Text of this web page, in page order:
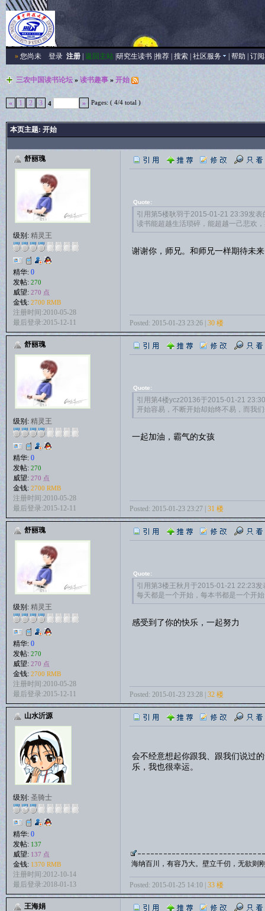
»您尚未 登录 注册| 返回主站| 研究生读书| 推荐| 搜索| 社区服务 帮助 订
三农中国读书论坛» 读书趣事»开始
« 1 2 3 4 » Pages: ( 4/4 total )
本页主题: 开始
舒丽瑰
级别: 精灵王
精华: 0
发帖: 270
威望: 270 点
金钱: 2700 RMB
注册时间:2010-05-28
最后登录:2015-12-11
Quote:
引用第5楼耿羽于2015-01-21 23:39发表
读书能超越生活琐碎，能超越一己悲欢
谢谢你，师兄。和师兄一样期待未
Posted: 2015-01-23 23:26 | 30 楼
舒丽瑰
级别: 精灵王
精华: 0
发帖: 270
威望: 270 点
金钱: 2700 RMB
注册时间:2010-05-28
最后登录:2015-12-11
Quote:
引用第4楼ycz20136于2015-01-21
开始容易，不断开始却始终不易，而我
一起加油，霸气的女孩
Posted: 2015-01-23 23:27 | 31 楼
舒丽瑰
级别: 精灵王
精华: 0
发帖: 270
威望: 270 点
金钱: 2700 RMB
注册时间:2010-05-28
最后登录:2015-12-11
Quote:
引用第3楼王秋月于2015-01-21 22:23发
每天都是一个开始，每本书都是一个开
感受到了你的快乐，一起努力
Posted: 2015-01-23 23:28 | 32 楼
山水沂源
级别: 圣骑士
精华: 0
发帖: 137
威望: 137 点
金钱: 1370 RMB
注册时间:2012-10-14
最后登录:2018-01-13
会不经意想起你跟我、跟我们说过
乐，我也很幸运。
海纳百川，有容乃大。壁立千仞，无欲则
Posted: 2015-01-25 14:10 | 33 楼
王海娟